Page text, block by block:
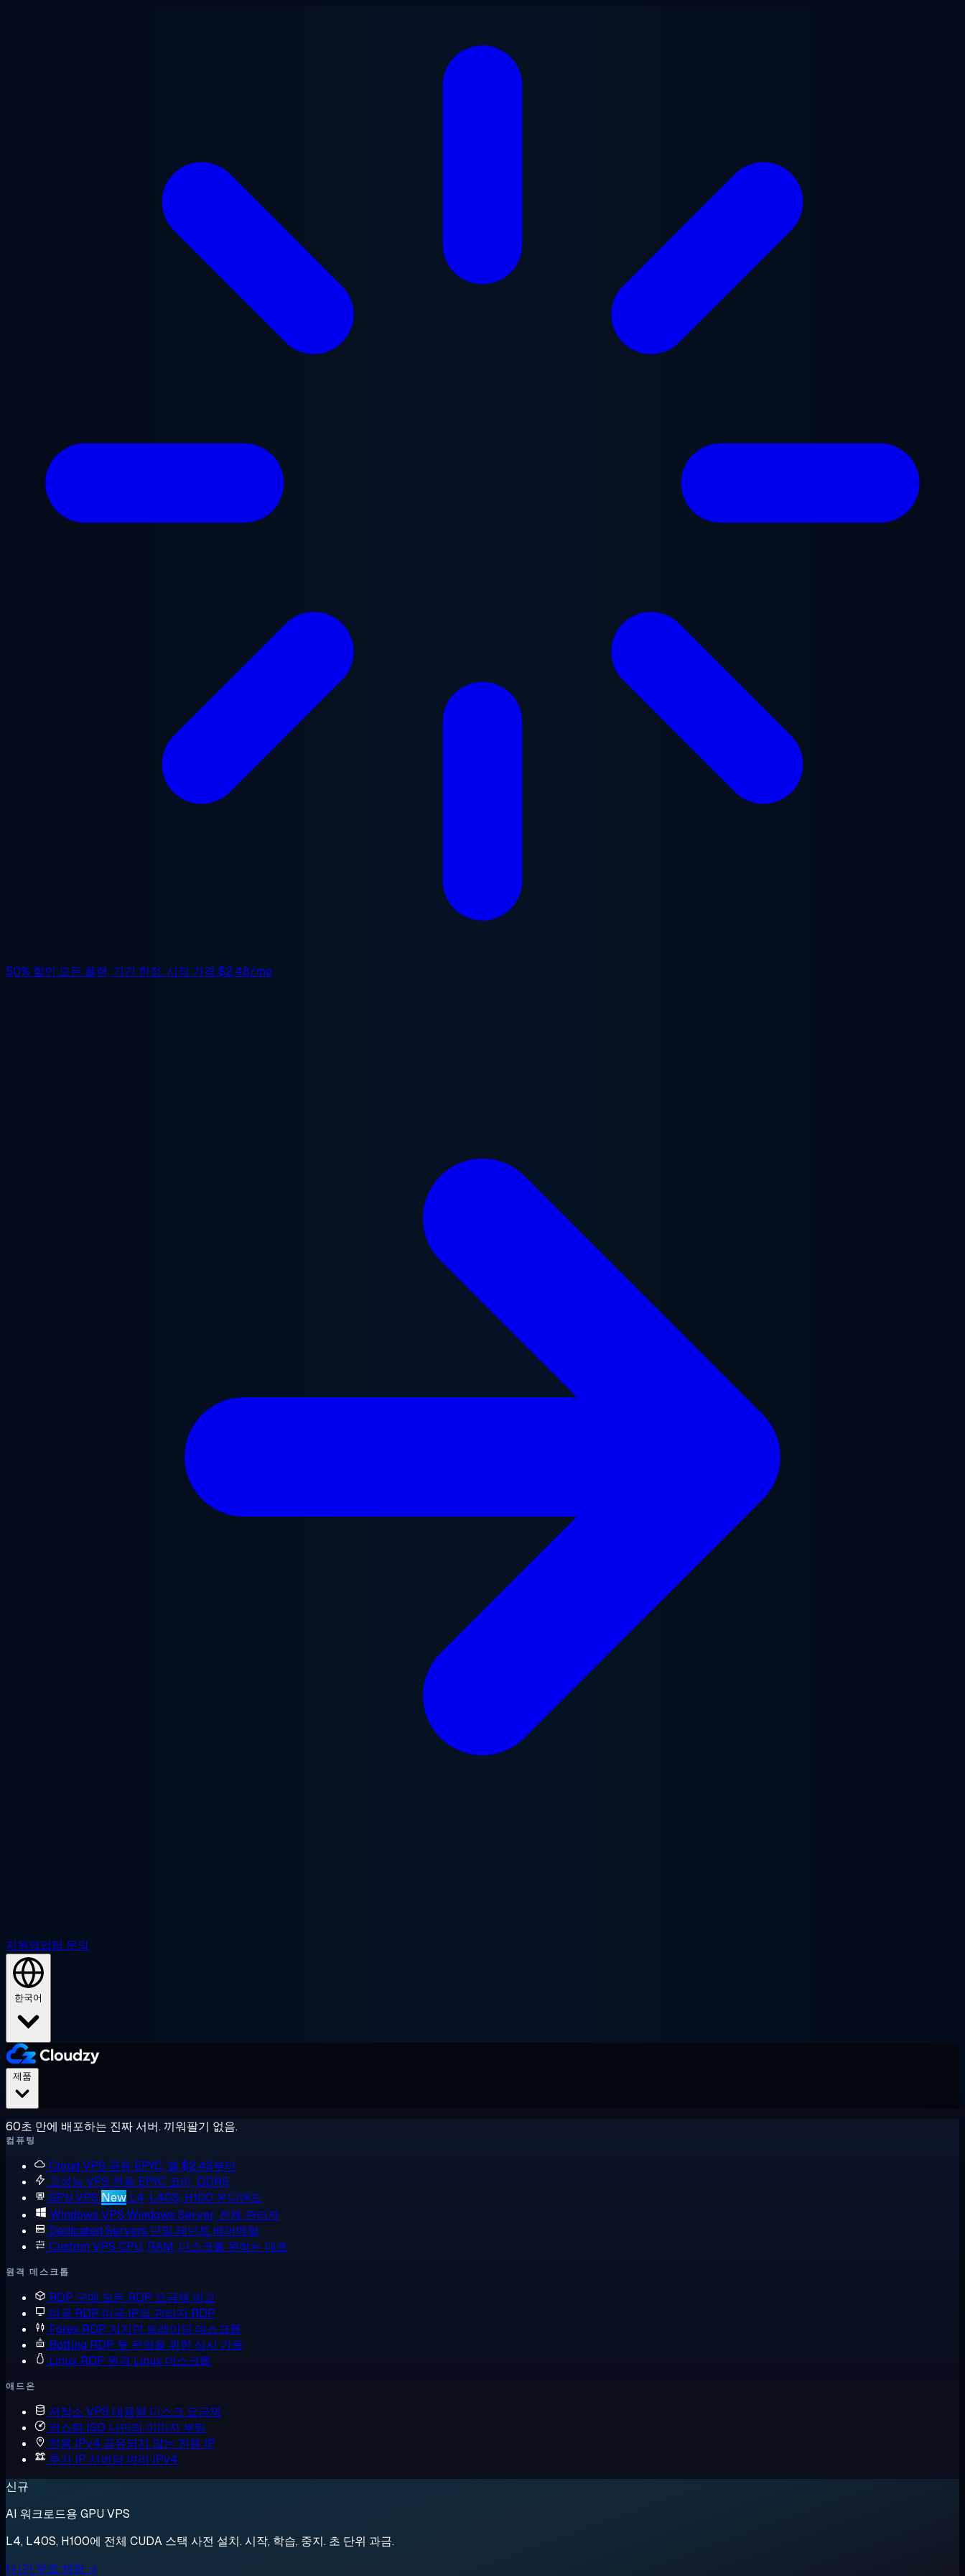
50% 할인 모든 플랜, 기간 한정. 시작 가격 $2.48/mo
지원영업팀 문의
한국어
60초 만에 배포하는 진짜 서버. 끼워팔기 없음.
컴퓨팅
Cloud VPS 공유 EPYC, 월 $2.48부터
고성능 VPS 전용 EPYC 코어, DDR5
GPU VPS New L4, L40S, H100 온디맨드
Windows VPS Windows Server, 전체 관리자
Dedicated Servers 단일 테넌트 베어메탈
Custom VPS CPU, RAM, 디스크를 원하는 대로
원격 데스크톱
RDP 구매 모든 RDP 요금제 비교
미국 RDP 미국 IP의 관리자 RDP
Forex RDP 저지연 트레이딩 데스크톱
Botting RDP 봇 운영을 위한 상시 가동
Linux RDP 원격 Linux 데스크톱
애드온
저장소 VPS 대용량 디스크 요금제
커스텀 ISO 나만의 이미지 부팅
전용 IPv4 공유되지 않는 전용 IP
추가 IP 서버당 여러 IPv4
신규
AI 워크로드용 GPU VPS
L4, L40S, H100에 전체 CUDA 스택 사전 설치. 시작, 학습, 중지. 초 단위 과금.
1시간 무료 체험 →